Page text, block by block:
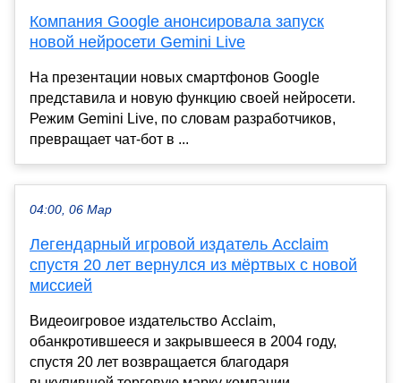
Компания Google анонсировала запуск
новой нейросети Gemini Live
На презентации новых смартфонов Google
представила и новую функцию своей нейросети.
Режим Gemini Live, по словам разработчиков,
превращает чат-бот в ...
04:00, 06 Мар
Легендарный игровой издатель Acclaim
спустя 20 лет вернулся из мёртвых с новой
миссией
Видеоигровое издательство Acclaim,
обанкротившееся и закрывшееся в 2004 году,
спустя 20 лет возвращается благодаря